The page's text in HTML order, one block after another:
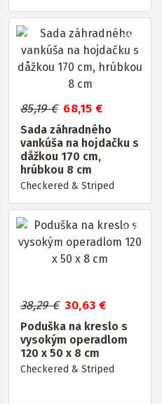
Až do
20%
85,19 € 68,15 €
Sada záhradného
vankúša na hojdačku s
dåžkou 170 cm,
hrúbkou 8 cm
Checkered & Striped
Až do
20%
38,29 € 30,63 €
Poduška na kreslo s
vysokým operadlom
120 x 50 x 8 cm
Checkered & Striped